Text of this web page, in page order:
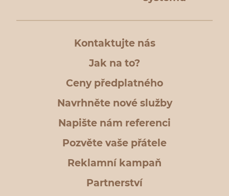
Kontaktujte nás
Jak na to?
Ceny předplatného
Navrhněte nové služby
Napište nám referenci
Pozvěte vaše přátele
Reklamní kampaň
Partnerství